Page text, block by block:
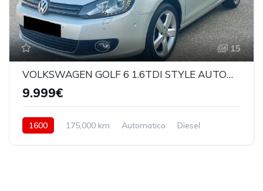
15
VOLKSWAGEN GOLF 6 1.6TDI STYLE AUTOMATICO
9.999€
1600 175,000 km Automatico
Diesel